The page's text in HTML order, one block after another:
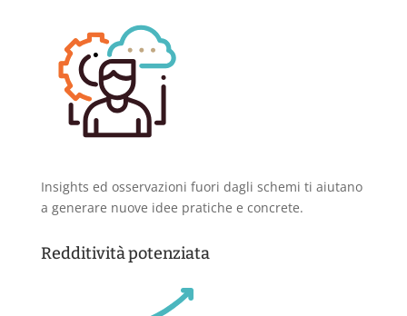
Insights ed osservazioni fuori dagli schemi ti aiutano
a generare nuove idee pratiche e concrete.
Redditività potenziata